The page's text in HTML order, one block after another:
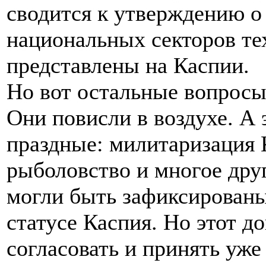
сводится к утверждению
национальных секторов
представлены на Каспии.
Но вот остальные
Они повисли в воздухе. А
праздные: милитаризация
рыболовство и многое
могли быть
статусе Каспия. Но этот
согласовать и принять